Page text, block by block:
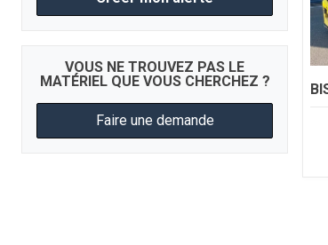
VOUS NE TROUVEZ PAS LE
MATÉRIEL QUE VOUS CHERCHEZ ?
Faire une demande